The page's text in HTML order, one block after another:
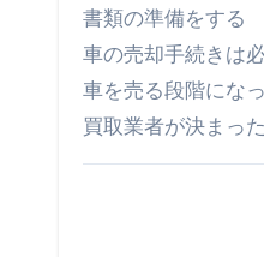
書類の準備をする
車の売却手続きは
車を売る段階にな
買取業者が決まっ